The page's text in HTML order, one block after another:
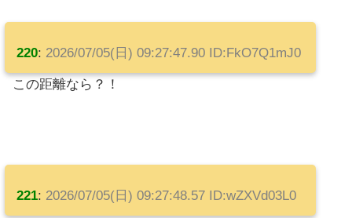
220: 2026/07/05(日) 09:27:47.90 ID:FkO7Q1mJ0
この距離なら？！
221: 2026/07/05(日) 09:27:48.57 ID:wZXVd03L0